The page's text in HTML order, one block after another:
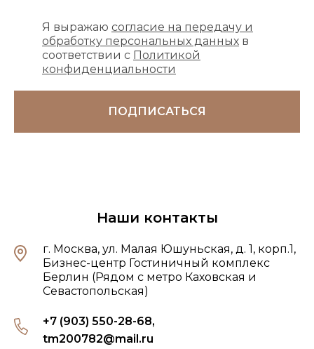
Я выражаю согласие на передачу и
обработку персональных данных в
соответствии с Политикой
конфиденциальности
ПОДПИСАТЬСЯ
Наши контакты
г. Москва, ул. Малая Юшуньская, д. 1, корп.1,
Бизнес-центр Гостиничный комплекс
Берлин (Рядом с метро Каховская и
Севастопольская)
+7 (903) 550-28-68,
tm200782@mail.ru